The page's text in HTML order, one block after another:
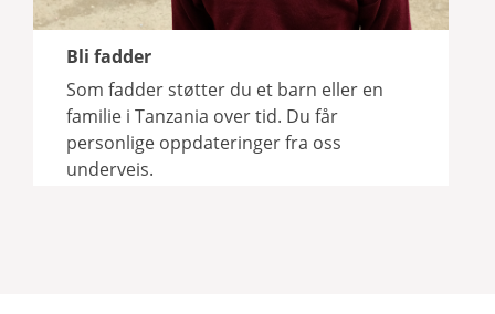
Bli fadder
Som fadder støtter du et barn eller en
familie i Tanzania over tid. Du får
personlige oppdateringer fra oss
underveis.